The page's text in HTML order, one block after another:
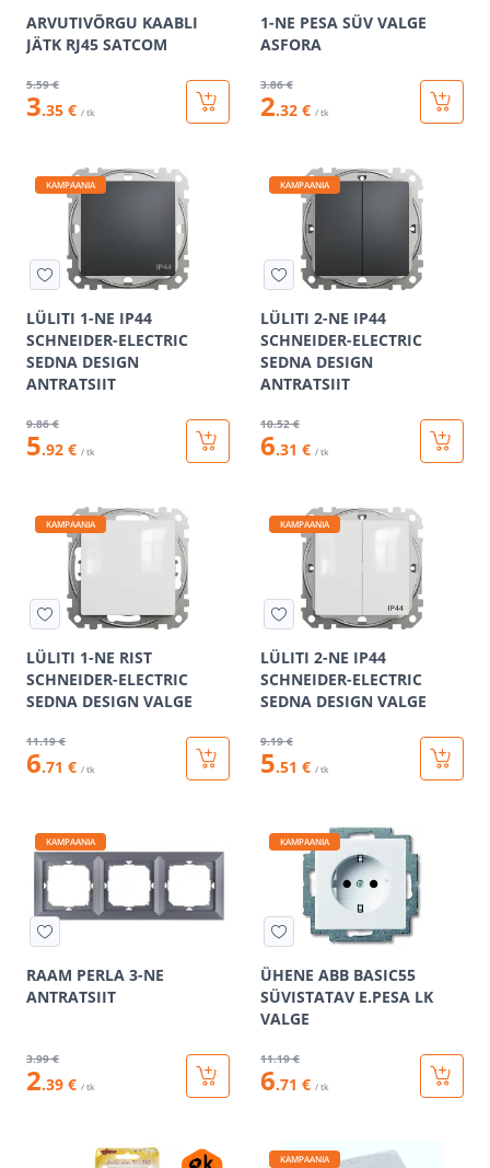
ARVUTIVÕRGU KAABLI
JÄTK RJ45 SATCOM
5.59 €
3.35 € / tk
1-NE PESA SÜV VALGE
ASFORA
3.86 €
2.32 € / tk
KAMPAANIA
LÜLITI 1-NE IP44
SCHNEIDER-ELECTRIC
SEDNA DESIGN
ANTRATSIIT
9.86 €
5.92 € / tk
KAMPAANIA
LÜLITI 2-NE IP44
SCHNEIDER-ELECTRIC
SEDNA DESIGN
ANTRATSIIT
10.52 €
6.31 € / tk
KAMPAANIA
LÜLITI 1-NE RIST
SCHNEIDER-ELECTRIC
SEDNA DESIGN VALGE
11.19 €
6.71 € / tk
KAMPAANIA
LÜLITI 2-NE IP44
SCHNEIDER-ELECTRIC
SEDNA DESIGN VALGE
9.19 €
5.51 € / tk
KAMPAANIA
RAAM PERLA 3-NE
ANTRATSIIT
3.99 €
2.39 € / tk
KAMPAANIA
ÜHENE ABB BASIC55
SÜVISTATAV E.PESA LK
VALGE
11.19 €
6.71 € / tk
KAMPAANIA